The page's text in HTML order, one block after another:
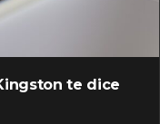
te dice